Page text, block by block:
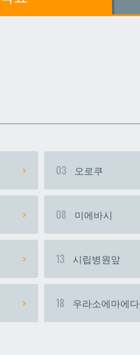
기보
기보
03 오로쿠
08 미에바시
13 시립병원앞
18 우라소에마에다